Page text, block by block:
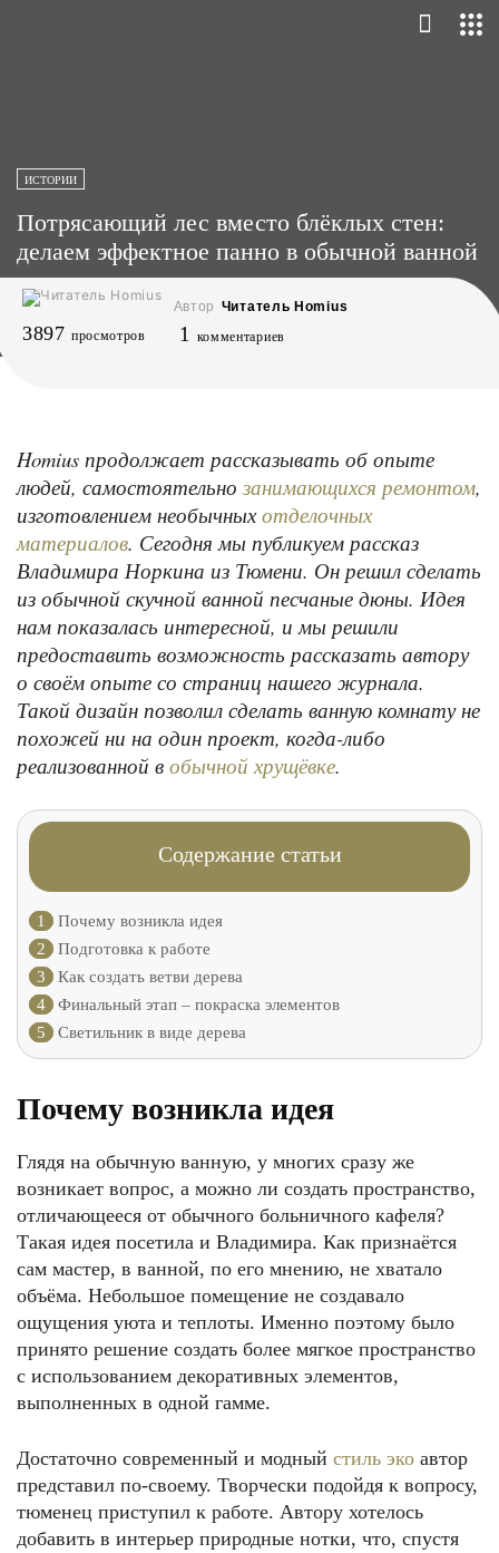
ИСТОРИИ
Потрясающий лес вместо блёклых стен:
делаем эффектное панно в обычной ванной
Автор Читатель Homius
3897 просмотров 1 комментариев
Homius продолжает рассказывать об опыте
людей, самостоятельно занимающихся ремонтом,
изготовлением необычныхотделочных
материалов. Сегодня мы публикуем рассказ
Владимира Норкина из Тюмени. Он решил сделать
из обычной скучной ванной песчаные дюны. Идея
нам показалась интересной, и мы решили
предоставить возможность рассказать автору
о своём опыте со страниц нашего журнала.
Такой дизайн позволил сделать ванную комнату не
похожей ни на один проект, когда-либо
реализованной в обычной хрущёвке.
Содержание статьи
1
Почему возникла идея
2
Подготовка к работе
3
Как создать ветви дерева
4
Финальный этап – покраска элементов
5
Светильник в виде дерева
Почему возникла идея
Глядя на обычную ванную, у многих сразу же
возникает вопрос, а можно ли создать пространство,
отличающееся от обычного больничного кафеля?
Такая идея посетила и Владимира. Как признаётся
сам мастер, в ванной, по его мнению, не хватало
объёма. Небольшое помещение не создавало
ощущения уюта и теплоты. Именно поэтому было
принято решение создать более мягкое пространство
с использованием декоративных элементов,
выполненных в одной гамме.
Достаточно современный и модный стиль эко автор
представил по-своему. Творчески подойдя к вопросу,
тюменец приступил к работе. Автору хотелось
добавить в интерьер природные нотки, что, спустя